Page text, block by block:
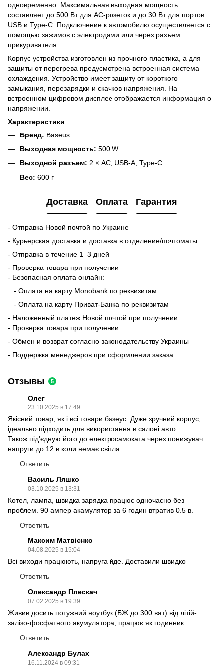
одновременно. Максимальная выходная мощность
составляет до 500 Вт для AC-розеток и до 30 Вт для портов
USB и Type-C. Подключение к автомобилю осуществляется с
помощью зажимов с электродами или через разъем
прикуривателя.
Корпус устройства изготовлен из прочного пластика, а для
защиты от перегрева предусмотрена встроенная система
охлаждения. Устройство имеет защиту от короткого
замыкания, перезарядки и скачков напряжения. На
встроенном цифровом дисплее отображается информация о
напряжении.
Характеристики
Бренд: Baseus
Выходная мощность: 500 W
Выходной разъем: 2 × AC; USB-A; Type-C
Вес: 600 г
Доставка Оплата Гарантия
- Отправка Новой почтой по Украине
- Курьерская доставка и доставка в отделение/почтоматы
- Отправка в течение 1–3 дней
- Проверка товара при получении
- Безопасная оплата онлайн:
- Оплата на карту Monobank по реквизитам
- Оплата на карту Приват-Банка по реквизитам
- Наложенный платеж Новой почтой при получении
- Проверка товара при получении
- Обмен и возврат согласно законодательству Украины
- Поддержка менеджеров при оформлении заказа
Отзывы 5
Олег
23.10.2025 в 17:49
Якісний товар, як і всі товари базеус. Дуже зручний корпус,
ідеально підходить для використання в салоні авто.
Також під'єдную його до електросамоката через понижувач
напруги до 12 в коли немає світла.
Ответить
Василь Ляшко
03.10.2025 в 13:31
Котел, лампа, швидка зарядка працює одночасно без
проблем. 90 ампер акамулятор за 6 годин втратив 0.5 в.
Ответить
Максим Матвієнко
04.08.2025 в 15:04
Всі виходи працюють, напруга йде. Доставили швидко
Ответить
Олександр Плескач
07.02.2025 в 19:39
Живив досить потужний ноутбук (БЖ до 300 ват) від літій-
залізо-фосфатного акумулятора, працює як годинник
Ответить
Александр Булах
16.11.2024 в 09:31